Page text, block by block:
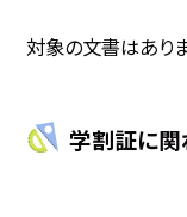
対象の文書はあり
学割証に